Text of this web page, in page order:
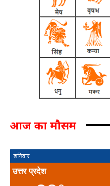
आज का मौसम
शनिवार
उत्तर प्रदेश